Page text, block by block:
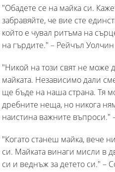
"Обадете се на майка си.
забравяйте, че вие сте
който е чувал ритъма на
на гърдите." – Рейчъл Уолчин
"Никой на този свят не може
майката. Независимо дали
ще бъде на наша страна. Тя
дребните неща, но никога
наистина важните въпроси."
"Когато станеш майка, вече
си. Майката винаги мисли в
си и веднъж за детето си." –